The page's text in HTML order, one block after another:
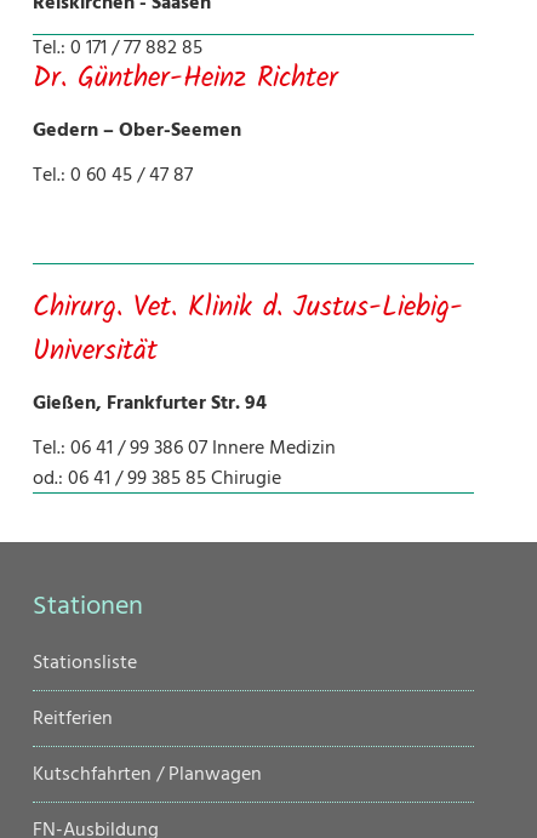
Tel.: 0 171 / 77 882 85
Dr. Günther-Heinz Richter
Gedern – Ober-Seemen
Tel.: 0 60 45 / 47 87
Chirurg. Vet. Klinik d. Justus-Liebig-
Universität
Gießen, Frankfurter Str. 94
Tel.: 06 41 / 99 386 07 Innere Medizin
od.: 06 41 / 99 385 85 Chirugie
Stationen
Navigation
überspringen
Stationsliste
Reitferien
Kutschfahrten / Planwagen
FN-Ausbildung